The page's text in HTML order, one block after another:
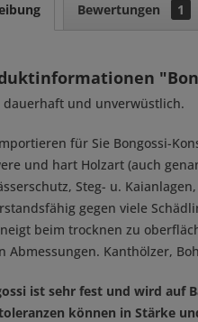
Bewertungen 1
dauerhaft und unverwüstlich.
für Sie Bongossi-
und hart Holzart (auch
Steg- u.
gegen viele
beim trocknen zu
Abmessungen. Kanthölzer,
ist sehr fest und wird auf
können in Stärke